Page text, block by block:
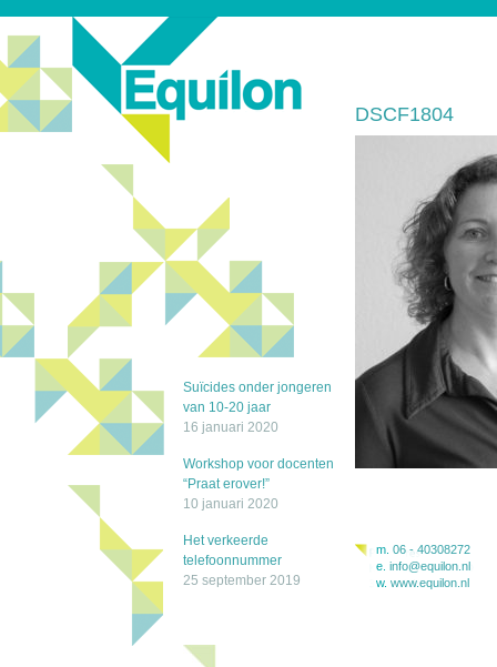
Suïcides onder jongeren
van 10-20 jaar
16 januari 2020
Workshop voor docenten
“Praat erover!”
10 januari 2020
Het verkeerde
telefoonnummer
25 september 2019
DSCF1804
m. 06 - 40308272
e. info@equilon.nl
w. www.equilon.nl